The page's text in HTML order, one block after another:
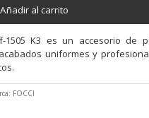
Añadir al carrito
1505 K3 es un accesorio de
uniformes y
FOCCI
Añadir al carrito
1505 K3 es un accesorio de
uniformes y
FOCCI